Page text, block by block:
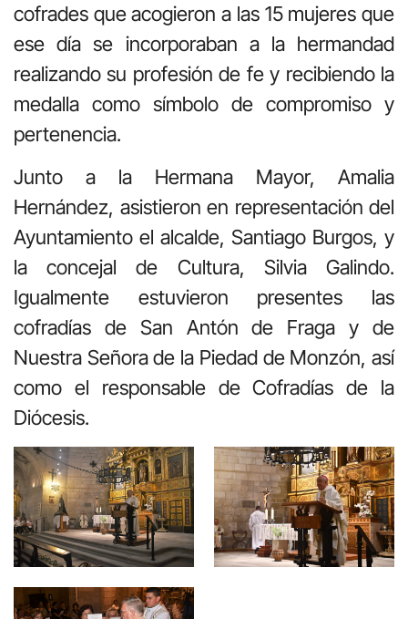
cofrades que acogieron a las 15 mujeres que
ese día se incorporaban a la hermandad
realizando su profesión de fe y recibiendo la
medalla como símbolo de compromiso y
pertenencia.
Junto a la Hermana Mayor, Amalia
Hernández, asistieron en representación del
Ayuntamiento el alcalde, Santiago Burgos, y
la concejal de Cultura, Silvia Galindo.
Igualmente estuvieron presentes las
cofradías de San Antón de Fraga y de
Nuestra Señora de la Piedad de Monzón, así
como el responsable de Cofradías de la
Diócesis.